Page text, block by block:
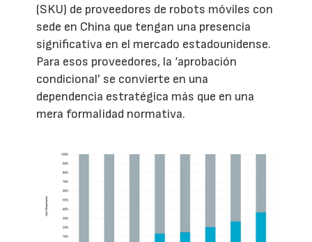
(SKU) de proveedores de robots móviles con
sede en China que tengan una presencia
significativa en el mercado estadounidense.
Para esos proveedores, la ‘aprobación
condicional’ se convierte en una
dependencia estratégica más que en una
mera formalidad normativa.